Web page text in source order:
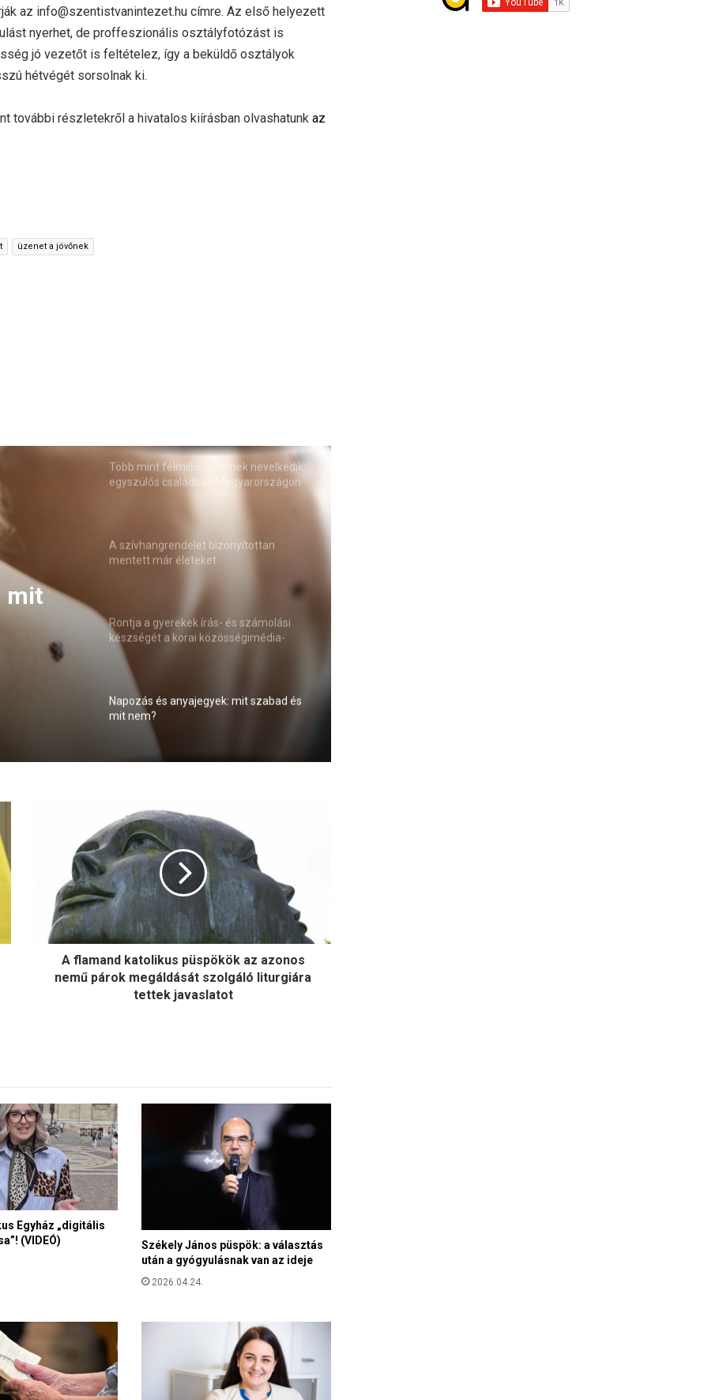
az info@szentistvanintezet.hu címre. Az első helyezett
nyerhet, de proffeszionális osztályfotózást is
jó vezetőt is feltételez, így a beküldő osztályok
hétvégét sorsolnak ki.
további részletekről a hivatalos kiírásban olvashatunk az
üzenet a jövőnek
mit
Több mint félmillió gyermek nevelkedik
egyszülős családban Magyarországon
A szívhangrendelet bizonyítottan
mentett már életeket
Rontja a gyerekek írás- és számolási
készségét a korai közösségimédia-
használat
Napozás és anyajegyek: mit szabad és
mit nem?
p
ü
s
p
ö
k
ö
k
a
z
o
n
e
m
A flamand katolikus püspökök az azonos
nemű párok megáldását szolgáló liturgiára
tettek javaslatot
Egyház „digitális
(VIDEÓ)
Székely János püspök: a választás
után a gyógyulásnak van az ideje
2026.04.24.